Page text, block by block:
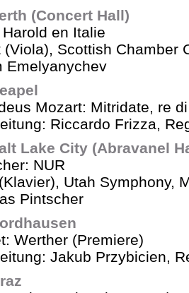
(Concert Hall)
en Italie
(Viola), Scottish Chamber
Emelyanychev
Mozart: Mitridate, re
Riccardo Frizza,
Lake City (Abravanel
NUR
Utah Symphony,
Pintscher
Werther (Premiere)
Jakub Przybicien,